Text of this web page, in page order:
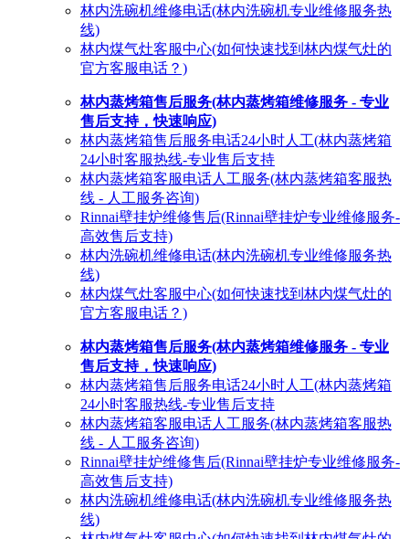
林内洗碗机维修电话(林内洗碗机专业维修服务热
线)
林内煤气灶客服中心(如何快速找到林内煤气灶的
官方客服电话？)
林内蒸烤箱售后服务(林内蒸烤箱维修服务 - 专业
售后支持，快速响应)
林内蒸烤箱售后服务电话24小时人工(林内蒸烤箱
24小时客服热线-专业售后支持
林内蒸烤箱客服电话人工服务(林内蒸烤箱客服热
线 - 人工服务咨询)
Rinnai壁挂炉维修售后(Rinnai壁挂炉专业维修服务-
高效售后支持)
林内洗碗机维修电话(林内洗碗机专业维修服务热
线)
林内煤气灶客服中心(如何快速找到林内煤气灶的
官方客服电话？)
林内蒸烤箱售后服务(林内蒸烤箱维修服务 - 专业
售后支持，快速响应)
林内蒸烤箱售后服务电话24小时人工(林内蒸烤箱
24小时客服热线-专业售后支持
林内蒸烤箱客服电话人工服务(林内蒸烤箱客服热
线 - 人工服务咨询)
Rinnai壁挂炉维修售后(Rinnai壁挂炉专业维修服务-
高效售后支持)
林内洗碗机维修电话(林内洗碗机专业维修服务热
线)